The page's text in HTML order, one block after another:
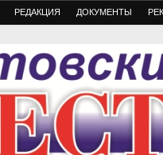
РЕДАКЦИЯ ДОКУМЕНТЫ